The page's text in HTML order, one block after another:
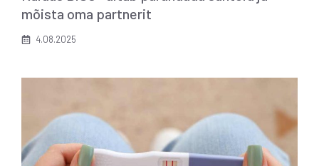
mõista oma partnerit
4.08.2025